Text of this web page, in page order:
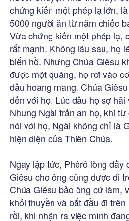
chứng kiến một phép lạ lớn,
5000 người ăn từ năm chiếc
Vừa chứng kiến một phép lạ,
rất mạnh. Không lâu sau, họ
biển hồ. Nhưng Chúa Giêsu
được một quãng, họ rơi vào
đầu hoang mang. Chúa
đến với họ. Lúc đầu họ sợ
Nhưng Ngài trấn an họ, khi
nói với họ, Ngài không chỉ là
hiện diện của Thiên Chúa.
Ngay lập tức, Phêrô lòng đầy
Giêsu cho ông cũng được đi
Chúa Giêsu bảo ông cứ làm,
khỏi thuyền và bắt đầu đi
rồi, khi nhận ra việc mình